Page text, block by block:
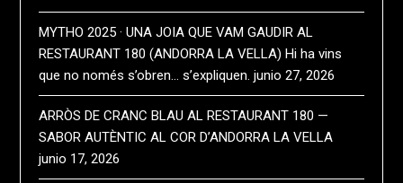
MYTHO 2025 · UNA JOIA QUE VAM GAUDIR AL
RESTAURANT 180 (ANDORRA LA VELLA) Hi ha vins
que no només s’obren… s’expliquen. junio 27, 2026
ARRÒS DE CRANC BLAU AL RESTAURANT 180 —
SABOR AUTÈNTIC AL COR D’ANDORRA LA VELLA
junio 17, 2026